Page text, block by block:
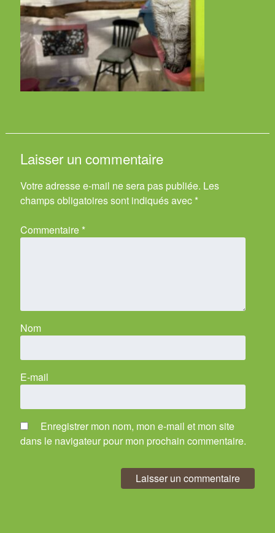
Laisser un commentaire
Votre adresse e-mail ne sera pas publiée. Les
champs obligatoires sont indiqués avec *
Commentaire *
Nom
E-mail
Enregistrer mon nom, mon e-mail et mon site
dans le navigateur pour mon prochain commentaire.